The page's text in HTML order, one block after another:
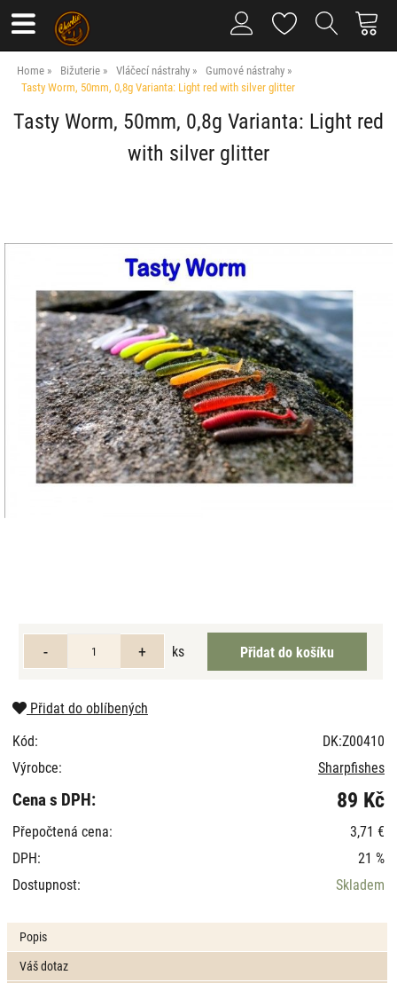
Home Bižuterie Vláčecí nástrahy
Gumové nástrahy
Tasty Worm, 50mm, 0,8g Varianta: Light red with silver glitter
Tasty Worm, 50mm, 0,8g Varianta: Light red
with silver glitter
ks
Přidat do oblíbených
Kód:
DK:Z00410
Výrobce:
Sharpfishes
Cena s DPH: 89 Kč
Přepočtená cena:
3,71 €
DPH:
21 %
Dostupnost:
Skladem
Popis
Váš dotaz